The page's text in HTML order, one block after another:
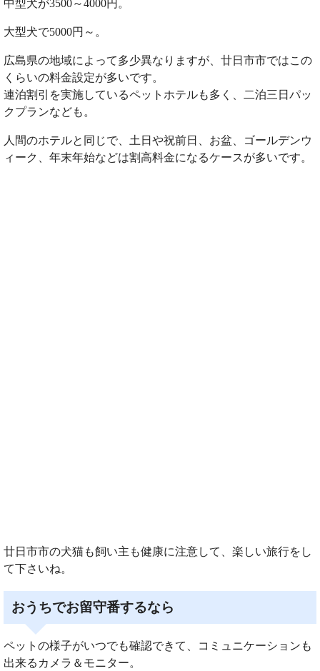
中型犬が3500～4000円。
大型犬で5000円～。
広島県の地域によって多少異なりますが、廿日市市ではこの
くらいの料金設定が多いです。
連泊割引を実施しているペットホテルも多く、二泊三日パッ
クプランなども。
人間のホテルと同じで、土日や祝前日、お盆、ゴールデンウ
ィーク、年末年始などは割高料金になるケースが多いです。
廿日市市の犬猫も飼い主も健康に注意して、楽しい旅行をし
て下さいね。
おうちでお留守番するなら
ペットの様子がいつでも確認できて、コミュニケーションも
出来るカメラ＆モニター。